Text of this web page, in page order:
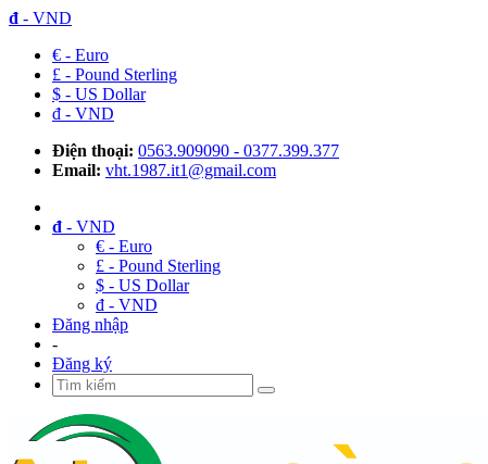
đ - VND
€ - Euro
£ - Pound Sterling
$ - US Dollar
đ - VND
Điện thoại: 0563.909090 - 0377.399.377
Email: vht.1987.it1@gmail.com
đ - VND
€ - Euro
£ - Pound Sterling
$ - US Dollar
đ - VND
Đăng nhập
-
Đăng ký